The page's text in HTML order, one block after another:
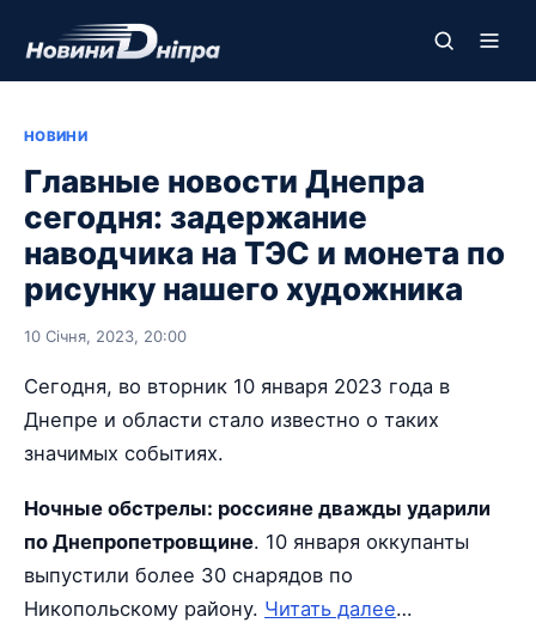
НОВИНИ
Главные новости Днепра
сегодня: задержание
наводчика на ТЭС и монета по
рисунку нашего художника
10 Січня, 2023, 20:00
Сегодня, во вторник 10 января 2023 года в
Днепре и области стало известно о таких
значимых событиях.
Ночные обстрелы: россияне дважды ударили
по Днепропетровщине. 10 января оккупанты
выпустили более 30 снарядов по
Никопольскому району. Читать далее…